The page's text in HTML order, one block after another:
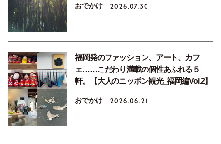
おでかけ 2026.07.30
福岡発のファッション、アート、カフ
ェ……こだわり満載の個性あふれる５
軒。【大人のニッポン観光_福岡編Vol.2】
おでかけ 2026.06.21